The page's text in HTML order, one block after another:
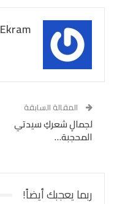
Ekram
المقالة السابقة
لجمالِ شعركِ سيدتي
المحجبة…
ربما يعجبك أيضاً!